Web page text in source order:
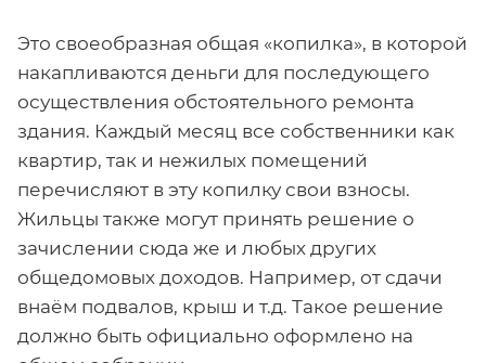
Это своеобразная общая «копилка», в которой
накапливаются деньги для последующего
осуществления обстоятельного ремонта
здания. Каждый месяц все собственники как
квартир, так и нежилых помещений
перечисляют в эту копилку свои взносы.
Жильцы также могут принять решение о
зачислении сюда же и любых других
общедомовых доходов. Например, от сдачи
внаём подвалов, крыш и т.д. Такое решение
должно быть официально оформлено на